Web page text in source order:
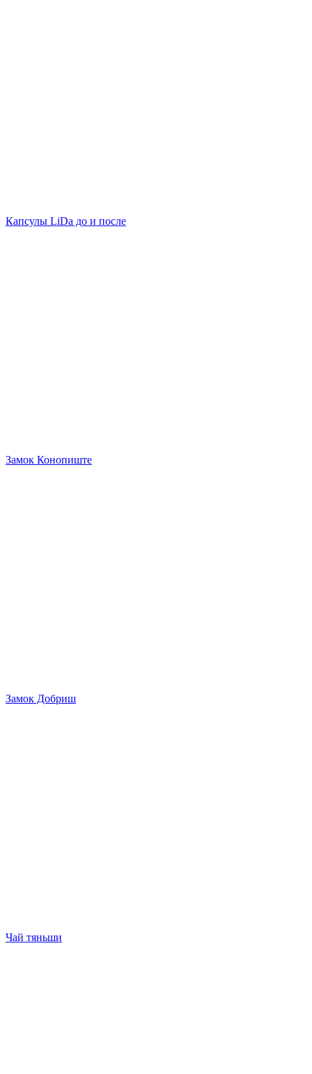
Капсулы LiDa до и после
Замок Конопиште
Замок Добриш
Чай тяньши